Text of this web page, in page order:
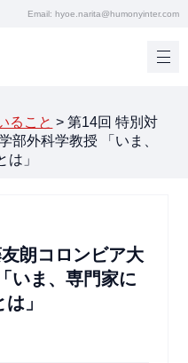
Email: hyoe.narita@humonyinter.com
ること >第14回 特別対
部外科学教授 「いま、
」
朗コロンビア大
いま、専門家に
」